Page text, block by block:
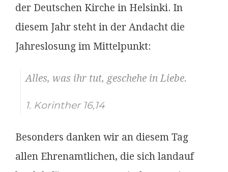
der Deutschen Kirche in Helsinki. In
diesem Jahr steht in der Andacht die
Jahreslosung im Mittelpunkt:
Alles, was ihr tut, geschehe in Liebe.
1. Korinther 16,14
Besonders danken wir an diesem Tag
allen Ehrenamtlichen, die sich landauf